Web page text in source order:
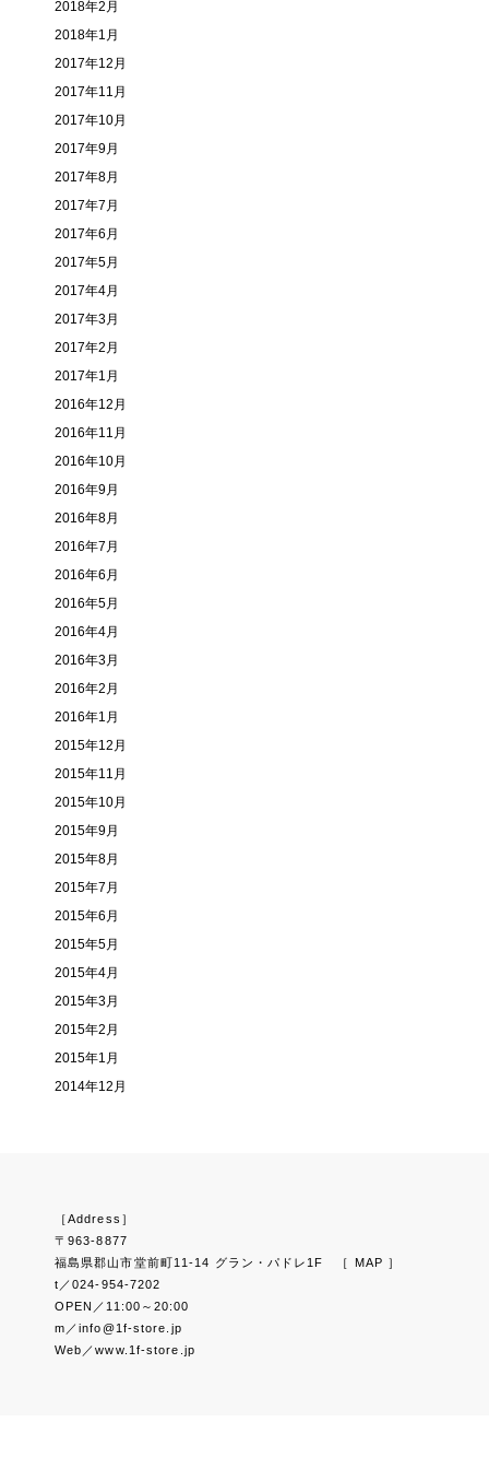
2018年2月
2018年1月
2017年12月
2017年11月
2017年10月
2017年9月
2017年8月
2017年7月
2017年6月
2017年5月
2017年4月
2017年3月
2017年2月
2017年1月
2016年12月
2016年11月
2016年10月
2016年9月
2016年8月
2016年7月
2016年6月
2016年5月
2016年4月
2016年3月
2016年2月
2016年1月
2015年12月
2015年11月
2015年10月
2015年9月
2015年8月
2015年7月
2015年6月
2015年5月
2015年4月
2015年3月
2015年2月
2015年1月
2014年12月
［Address］
〒963-8877
福島県郡山市堂前町11-14 グラン・パドレ1F
［ MAP ］
t／024-954-7202
OPEN／11:00～20:00
m／info@1f-store.jp
Web／www.1f-store.jp